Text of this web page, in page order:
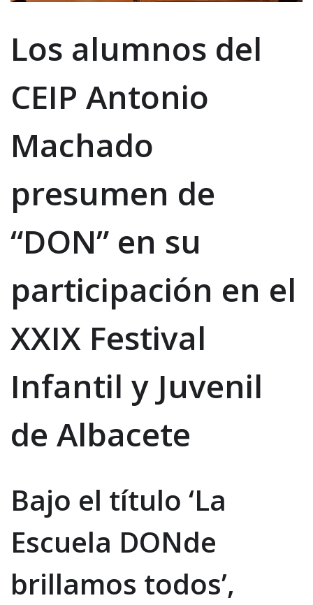
Los alumnos del
CEIP Antonio
Machado
presumen de
“DON” en su
participación en el
XXIX Festival
Infantil y Juvenil
de Albacete
Bajo el título ‘La
Escuela DONde
brillamos todos’,